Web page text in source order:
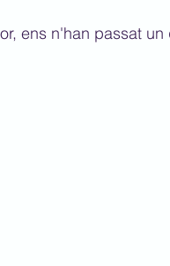
ens n'han passat